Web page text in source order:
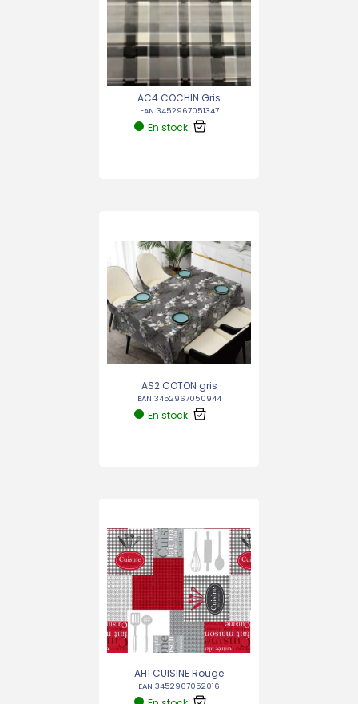
AC4 COCHIN Gris
EAN 3452967051347
En stock
AS2 COTON gris
EAN 3452967050944
En stock
AH1 CUISINE Rouge
EAN 3452967052016